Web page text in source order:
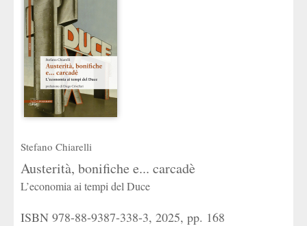
Stefano Chiarelli
Austerità, bonifiche e... carcadè
L’economia ai tempi del Duce
ISBN 978-88-9387-338-3, 2025, pp. 168